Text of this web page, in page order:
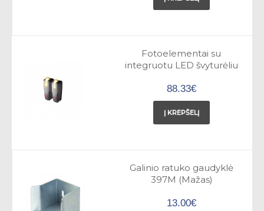
Fotoelementai su
integruotu LED švyturėliu
88.33€
Į KREPŠELĮ
Galinio ratuko gaudyklė
397M (Mažas)
13.00€